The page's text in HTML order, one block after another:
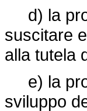
d) la
suscitare
alla tutela
e) la
sviluppo